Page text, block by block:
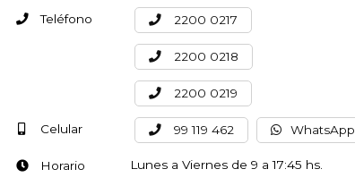
Teléfono 2200 0217
2200 0218
2200 0219
Celular 99 119 462 WhatsApp
Horario Lunes a Viernes de 9 a 17:45 hs.